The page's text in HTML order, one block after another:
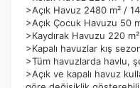
>Açık Havuz 2480 m² /
>Açık Çocuk Havuzu 50
>Kaydırak Havuzu 220
>Kapalı havuzlar kış
>Tüm havuzlarda havlu,
>Açık ve kapalı havuz